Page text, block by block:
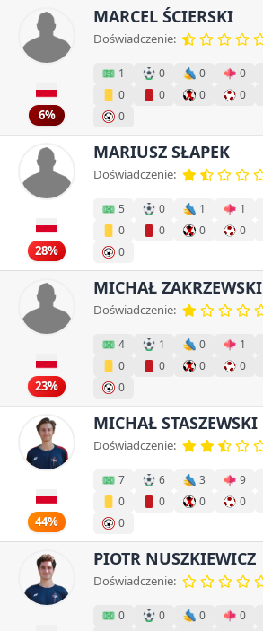
6%
MARCEL ŚCIERSKI
Doświadczenie:
1 0 0 0
0
0 0 0
0
28%
MARIUSZ SŁAPEK
Doświadczenie:
5 0 1 1
0
0 0 0
0
23%
MICHAŁ ZAKRZEWSKI
Doświadczenie:
4 1 0 1
0
0 0 0
0
44%
MICHAŁ STASZEWSKI
Doświadczenie:
7 6 3 9
0
0 0 0
0
PIOTR NUSZKIEWICZ
Doświadczenie:
0 0 0 0